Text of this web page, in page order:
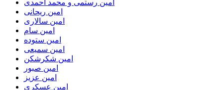
امین رستمی و محمد احمدی
امین ریحانی
امین سالاری
امین سام
امین ستوده
امین سمیعی
امین شکرشکن
امین صبور
امین عزیز
امین عسکری